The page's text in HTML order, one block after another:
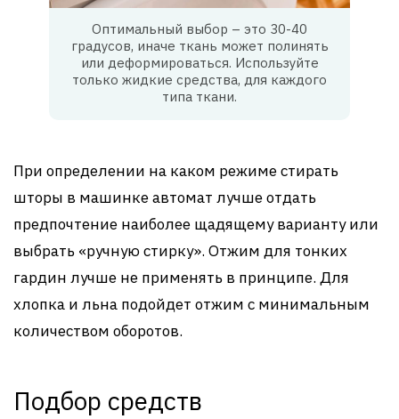
Оптимальный выбор – это 30-40
градусов, иначе ткань может полинять
или деформироваться. Используйте
только жидкие средства, для каждого
типа ткани.
При определении на каком режиме стирать
шторы в машинке автомат лучше отдать
предпочтение наиболее щадящему варианту или
выбрать «ручную стирку». Отжим для тонких
гардин лучше не применять в принципе. Для
хлопка и льна подойдет отжим с минимальным
количеством оборотов.
Подбор средств